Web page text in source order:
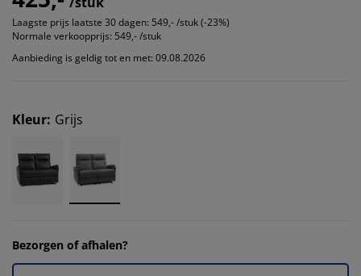
Laagste prijs laatste 30 dagen: 549,- /stuk (-23%)
Normale verkoopprijs: 549,- /stuk
Aanbieding is geldig tot en met: 09.08.2026
Kleur: Grijs
Bezorgen of afhalen?